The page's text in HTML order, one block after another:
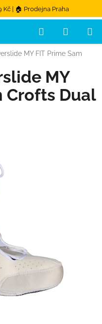
Kč | 🏠 Prodejna Praha
Hledat
MY FIT Prime Sam
MY
Crofts Dual